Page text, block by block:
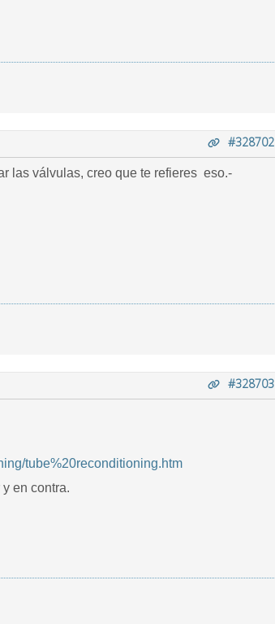
#328702
las válvulas, creo que te refieres eso.-
#328703
tube%20reconditioning.htm
en contra.